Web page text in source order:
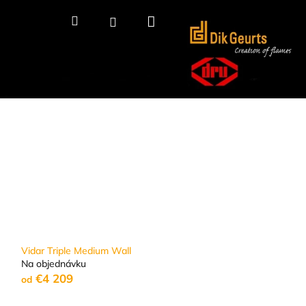
HľadaťPrihlásenieNákupný
Vidar Triple Medium Wall
Na objednávku
od €4 209